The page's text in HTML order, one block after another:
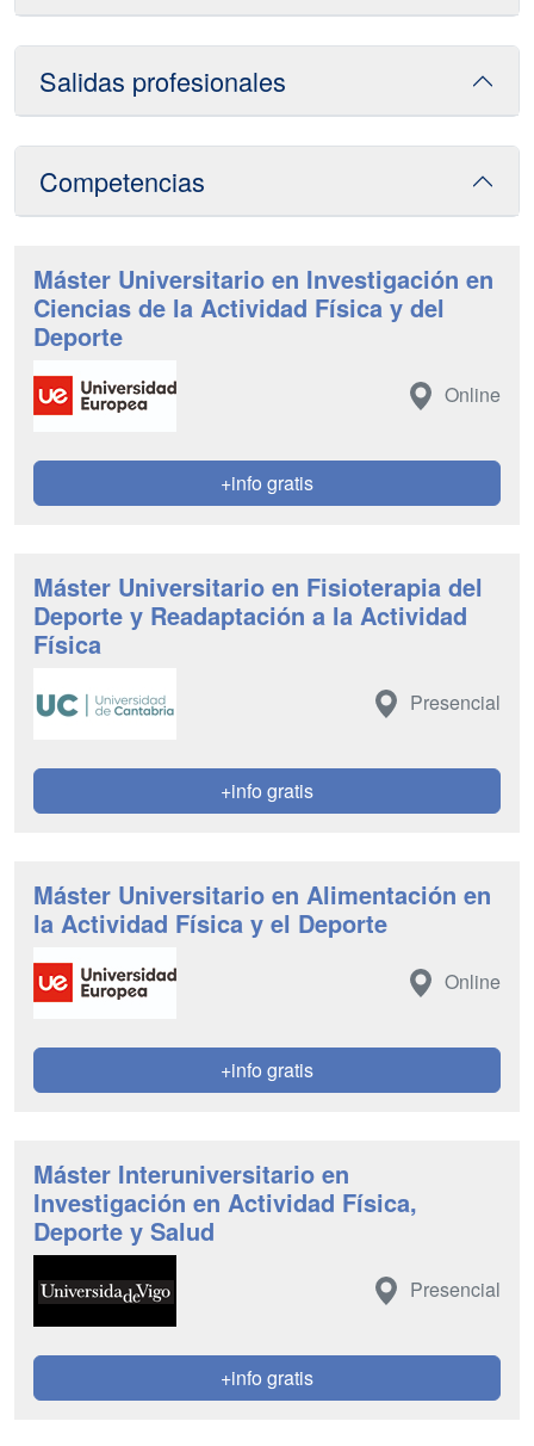
Salidas profesionales
Competencias
Máster Universitario en Investigación en
Ciencias de la Actividad Física y del
Deporte
Online
+info gratis
Máster Universitario en Fisioterapia del
Deporte y Readaptación a la Actividad
Física
Presencial
+info gratis
Máster Universitario en Alimentación en
la Actividad Física y el Deporte
Online
+info gratis
Máster Interuniversitario en
Investigación en Actividad Física,
Deporte y Salud
Presencial
+info gratis